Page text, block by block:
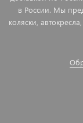
в России. Мы
коляски,